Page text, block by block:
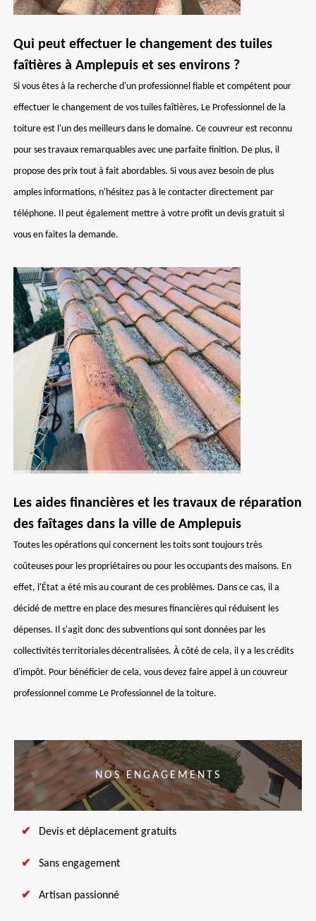
Qui peut effectuer le changement des tuiles
faîtières à Amplepuis et ses environs ?
Si vous êtes à la recherche d'un professionnel fiable et compétent pour
effectuer le changement de vos tuiles faîtières, Le Professionnel de la
toiture est l'un des meilleurs dans le domaine. Ce couvreur est reconnu
pour ses travaux remarquables avec une parfaite finition. De plus, il
propose des prix tout à fait abordables. Si vous avez besoin de plus
amples informations, n'hésitez pas à le contacter directement par
téléphone. Il peut également mettre à votre profit un devis gratuit si
vous en faites la demande.
Les aides financières et les travaux de réparation
des faîtages dans la ville de Amplepuis
Toutes les opérations qui concernent les toits sont toujours très
coûteuses pour les propriétaires ou pour les occupants des maisons. En
effet, l'État a été mis au courant de ces problèmes. Dans ce cas, il a
décidé de mettre en place des mesures financières qui réduisent les
dépenses. Il s'agit donc des subventions qui sont données par les
collectivités territoriales décentralisées. À côté de cela, il y a les crédits
d'impôt. Pour bénéficier de cela, vous devez faire appel à un couvreur
professionnel comme Le Professionnel de la toiture.
NOS ENGAGEMENTS
Devis et déplacement gratuits
Sans engagement
Artisan passionné